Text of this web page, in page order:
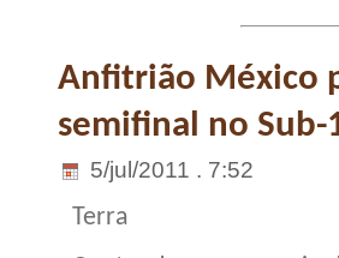
Anfitrião México
semifinal no Sub-
5/jul/2011 . 7:52
Terra